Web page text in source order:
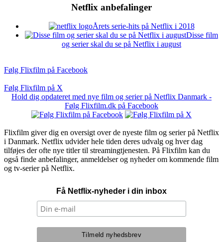
Netflix anbefalinger
Årets serie-hits på Netflix i 2018
Disse film
og serier skal du se på Netflix i august
Følg Flixfilm på Facebook
Følg Flixfilm på X
Hold dig opdateret med nye film og serier på Netflix Danmark -
Følg Flixfilm.dk på Facebook
Flixfilm giver dig en oversigt over de nyeste film og serier på Netflix
i Danmark. Netflix udvider hele tiden deres udvalg og hver dag
tilføjes der ofte nye titler til streamingtjenesten. På Flixfilm kan du
også finde anbefalinger, anmeldelser og nyheder om kommende film
og tv-serier på Netflix.
Få Netflix-nyheder i din inbox